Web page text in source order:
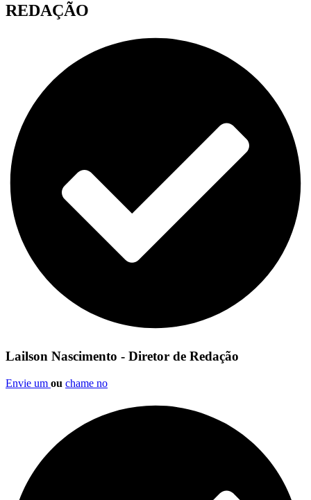
REDAÇÃO
Lailson Nascimento - Diretor de Redação
Envie um ou chame no